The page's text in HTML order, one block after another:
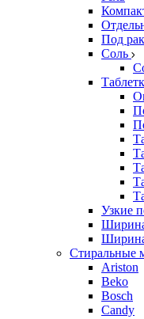
Под
Соль
Узкие
Стиральные
Ariston
Beko
Bosch
Candy